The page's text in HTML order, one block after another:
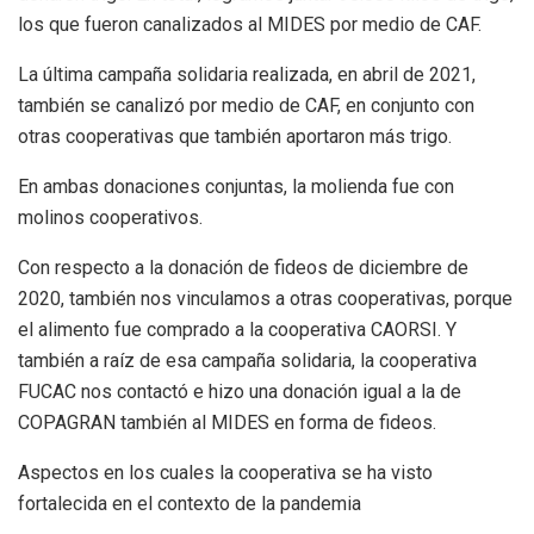
los que fueron canalizados al MIDES por medio de CAF.
La última campaña solidaria realizada, en abril de 2021,
también se canalizó por medio de CAF, en conjunto con
otras cooperativas que también aportaron más trigo.
En ambas donaciones conjuntas, la molienda fue con
molinos cooperativos.
Con respecto a la donación de fideos de diciembre de
2020, también nos vinculamos a otras cooperativas, porque
el alimento fue comprado a la cooperativa CAORSI. Y
también a raíz de esa campaña solidaria, la cooperativa
FUCAC nos contactó e hizo una donación igual a la de
COPAGRAN también al MIDES en forma de fideos.
Aspectos en los cuales la cooperativa se ha visto
fortalecida en el contexto de la pandemia